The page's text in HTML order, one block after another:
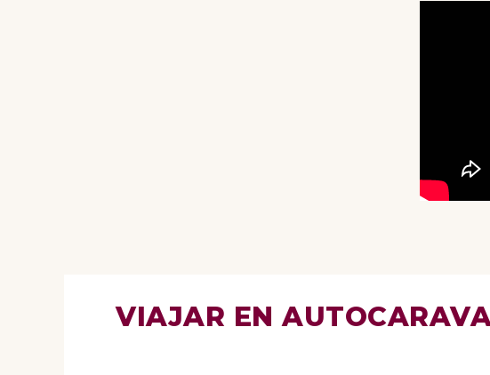
VIAJAR EN